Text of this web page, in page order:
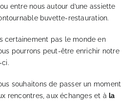
entre nous autour d’une assiette
buvette-restauration.
certainement pas le monde en
pourrons peut-être enrichir notre
souhaitons de passer un moment
rencontres, aux échanges et à la